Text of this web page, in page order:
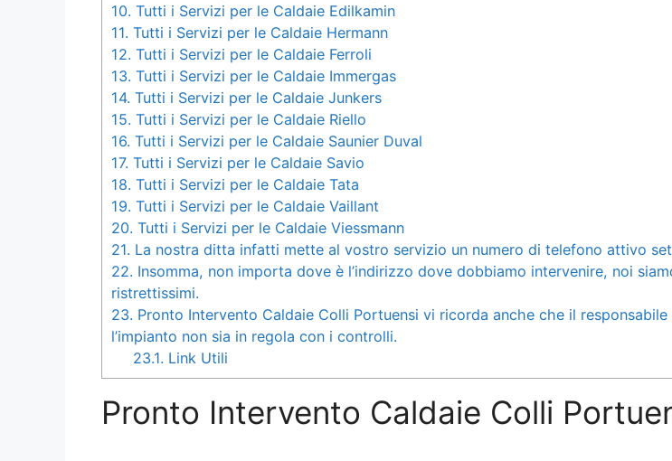
10. Tutti i Servizi per le Caldaie Edilkamin
11. Tutti i Servizi per le Caldaie Hermann
12. Tutti i Servizi per le Caldaie Ferroli
13. Tutti i Servizi per le Caldaie Immergas
14. Tutti i Servizi per le Caldaie Junkers
15. Tutti i Servizi per le Caldaie Riello
16. Tutti i Servizi per le Caldaie Saunier Duval
17. Tutti i Servizi per le Caldaie Savio
18. Tutti i Servizi per le Caldaie Tata
19. Tutti i Servizi per le Caldaie Vaillant
20. Tutti i Servizi per le Caldaie Viessmann
21. La nostra ditta infatti mette al vostro servizio un numero di telefono attivo
22. Insomma, non importa dove è l’indirizzo dove dobbiamo intervenire, noi
ristrettissimi.
23. Pronto Intervento Caldaie Colli Portuensi vi ricorda anche che il
l’impianto non sia in regola con i controlli.
23.1. Link Utili
Pronto Intervento Caldaie Colli